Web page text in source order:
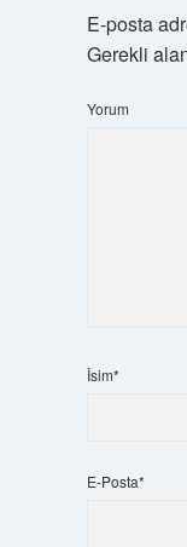
E-posta
Gerekli
Yorum
İsim*
E-Posta*